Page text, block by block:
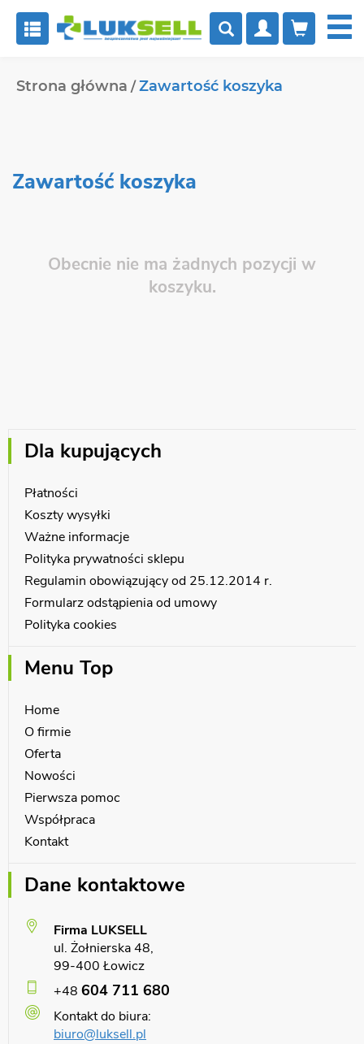
 
Strona główna Zawartość koszyka
Zawartość koszyka
Obecnie nie ma żadnych pozycji w
koszyku.
Dla kupujących
Płatności
Koszty wysyłki
Ważne informacje
Polityka prywatności sklepu
Regulamin obowiązujący od 25.12.2014 r.
Formularz odstąpienia od umowy
Polityka cookies
Menu Top
Home
O firmie
Oferta
Nowości
Pierwsza pomoc
Współpraca
Kontakt
Dane kontaktowe
Firma LUKSELL
ul. Żołnierska 48,
99-400 Łowicz
+48 604 711 680
Kontakt do biura:
biuro@luksell.pl